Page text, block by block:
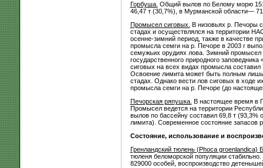
Горбуша. Общий вылов по Белому морю
46,47 т (30,7%), в Мурманской области—
Промысел сиговых. В низовьях р. Печоры
стадах и осуществлялся на территории
осенне-зимний период, также в качестве
промысла семги на р. Печоре в 2003 г
семужьих орудиях лова. Зимний промысел
государственного природного
сиговых на всех видах промысла
Освоение лимита может быть полным лишь
стадах. Однако вести лов сиговых в ходе
промысла семги на р. Печоре (до
Печорская ряпушка. В настоящее время в
Промысел ведется на территории
вылов по бассейну составил 69,8 т
лимита). Современное состояние запасов
Состояние, использование и
Гренландский тюлень (Phoca groenlandica)
тюленя беломорской популяции
829000 особей, воспроизводство